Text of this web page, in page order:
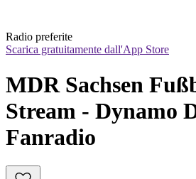
Radio preferite
Scarica gratuitamente dall'App Store
MDR Sachsen
Stream - Dynamo
Fanradio